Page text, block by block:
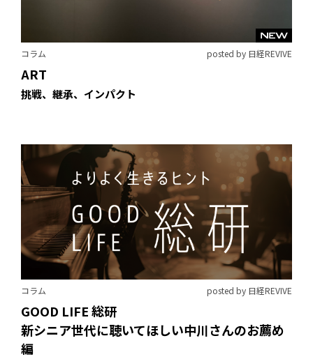
コラム posted by 日経REVIVE
ART
挑戦、継承、インパクト
コラム posted by 日経REVIVE
GOOD LIFE 総研
新シニア世代に聴いてほしい中川さんのお薦め
編